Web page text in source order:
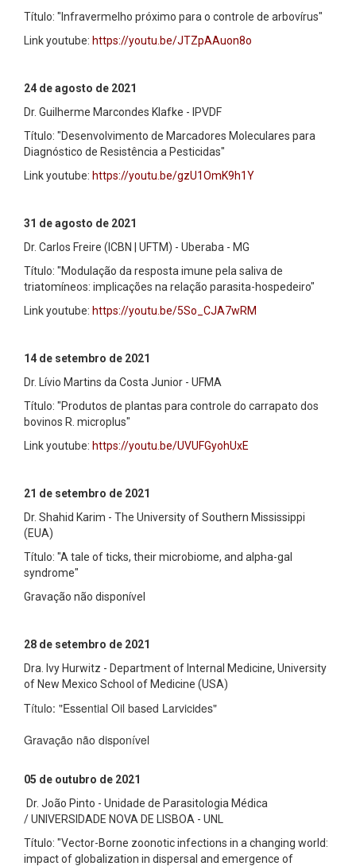
Título: "Infravermelho próximo para o controle de arbovírus"
Link youtube: https://youtu.be/JTZpAAuon8o
24 de agosto de 2021
Dr. Guilherme Marcondes Klafke - IPVDF
Título: "Desenvolvimento de Marcadores Moleculares para
Diagnóstico de Resistência a Pesticidas"
Link youtube: https://youtu.be/gzU1OmK9h1Y
31 de agosto de 2021
Dr. Carlos Freire (ICBN | UFTM) - Uberaba - MG
Título: "Modulação da resposta imune pela saliva de
triatomíneos: implicações na relação parasita-hospedeiro"
Link youtube: https://youtu.be/5So_CJA7wRM
14 de setembro de 2021
Dr. Lívio Martins da Costa Junior - UFMA
Título: "Produtos de plantas para controle do carrapato dos
bovinos R. microplus"
Link youtube: https://youtu.be/UVUFGyohUxE
21 de setembro de 2021
Dr. Shahid Karim - The University of Southern Mississippi
(EUA)
Título: "A tale of ticks, their microbiome, and alpha-gal
syndrome"
Gravação não disponível
28 de setembro de 2021
Dra. Ivy Hurwitz - Department of Internal Medicine, University
of New Mexico School of Medicine (USA)
Título: "Essential Oil based Larvicides"
Gravação não disponível
05 de outubro de 2021
Dr. João Pinto - Unidade de Parasitologia Médica
/ UNIVERSIDADE NOVA DE LISBOA - UNL
Título: "Vector-Borne zoonotic infections in a changing world:
impact of globalization in dispersal and emergence of